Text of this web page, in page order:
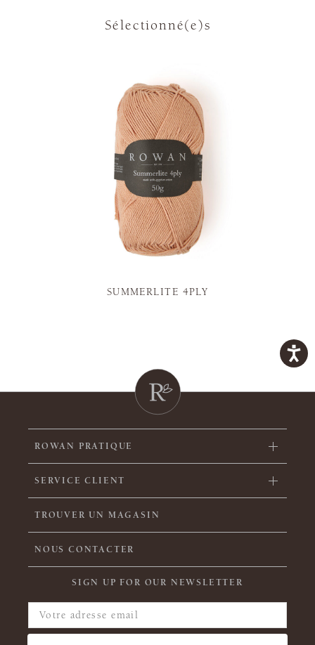
Sélectionné(e)s
SUMMERLITE 4PLY
ROWAN PRATIQUE
SERVICE CLIENT
TROUVER UN MAGASIN
NOUS CONTACTER
SIGN UP FOR OUR NEWSLETTER